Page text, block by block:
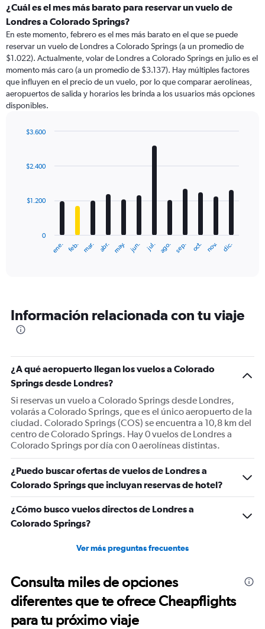
¿Cuál es el mes más barato para reservar un vuelo de
Londres a Colorado Springs?
En este momento, febrero es el mes más barato en el que se puede
reservar un vuelo de Londres a Colorado Springs (a un promedio de
$1.022). Actualmente, volar de Londres a Colorado Springs en julio es el
momento más caro (a un promedio de $3.137). Hay múltiples factores
que influyen en el precio de un vuelo, por lo que comparar aerolíneas,
aeropuertos de salida y horarios les brinda a los usuarios más opciones
disponibles.
with
12
The
categories.
The
Y
axis
values.
Range:
0
to
3600.
ene. feb. mar. abr. may. jun. jul. ago. sep. oct. nov. dic.
0
$1.200
$2.400
$3.600
Información relacionada con tu viaje
¿A qué aeropuerto llegan los vuelos a Colorado
Springs desde Londres?
Si reservas un vuelo a Colorado Springs desde Londres,
volarás a Colorado Springs, que es el único aeropuerto de la
ciudad. Colorado Springs (COS) se encuentra a 10,8 km del
centro de Colorado Springs. Hay 0 vuelos de Londres a
Colorado Springs por día con 0 aerolíneas distintas.
¿Puedo buscar ofertas de vuelos de Londres a
Colorado Springs que incluyan reservas de hotel?
¿Cómo busco vuelos directos de Londres a
Colorado Springs?
Ver más preguntas frecuentes
Consulta miles de opciones
diferentes que te ofrece Cheapflights
para tu próximo viaje